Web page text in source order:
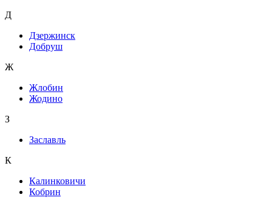
Д
Дзержинск
Добруш
Ж
Жлобин
Жодино
З
Заславль
К
Калинковичи
Кобрин